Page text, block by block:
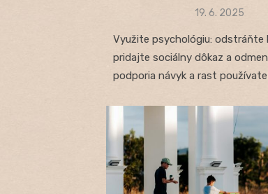
Posted
19. 6. 2025
Využite psychológiu: odstráňte
pridajte sociálny dôkaz a
podporia návyk a rast